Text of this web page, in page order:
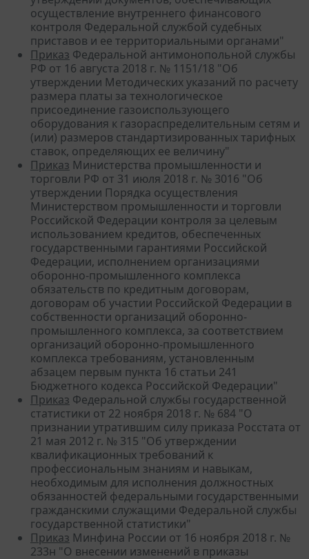
осуществление внутреннего финансового
контроля Федеральной службой судебных
приставов и ее территориальными органами"
Приказ Федеральной антимонопольной службы
РФ от 16 августа 2018 г. № 1151/18 "Об
утверждении Методических указаний по расчету
размера платы за технологическое
присоединение газоиспользующего
оборудования к газораспределительным сетям и
(или) размеров стандартизированных тарифных
ставок, определяющих ее величину"
Приказ Министерства промышленности и
торговли РФ от 31 июля 2018 г. № 3016 "Об
утверждении Порядка осуществления
Министерством промышленности и торговли
Российской Федерации контроля за целевым
использованием кредитов, обеспеченных
государственными гарантиями Российской
Федерации, исполнением организациями
оборонно-промышленного комплекса
обязательств по кредитным договорам,
договорам об участии Российской Федерации в
собственности организаций оборонно-
промышленного комплекса, за соответствием
организаций оборонно-промышленного
комплекса требованиям, установленным
абзацем первым пункта 16 статьи 241
Бюджетного кодекса Российской Федерации"
Приказ Федеральной службы государственной
статистики от 22 ноября 2018 г. № 684 "О
признании утратившим силу приказа Росстата от
21 мая 2012 г. № 315 "Об утверждении
квалификационных требований к
профессиональным знаниям и навыкам,
необходимым для исполнения должностных
обязанностей федеральными государственными
гражданскими служащими Федеральной службы
государственной статистики"
Приказ Минфина России от 16 ноября 2018 г. №
233н "О внесении изменений в приказы